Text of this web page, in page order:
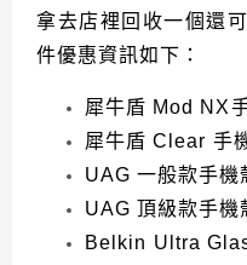
拿去店裡回收一個還
件優惠資訊如下：
犀牛盾 Mod NX
犀牛盾 Clear 手
UAG 一般款手
UAG 頂級款手
Belkin Ultra